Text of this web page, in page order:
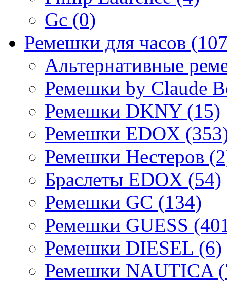
Gc (0)
Ремешки для часов
Альтернативные
Ремешки by Claude
Ремешки DKNY (15)
Ремешки EDOX
Ремешки Нестеров
Браслеты EDOX (54)
Ремешки GC (134)
Ремешки GUESS
Ремешки DIESEL (6)
Ремешки NAUTICA